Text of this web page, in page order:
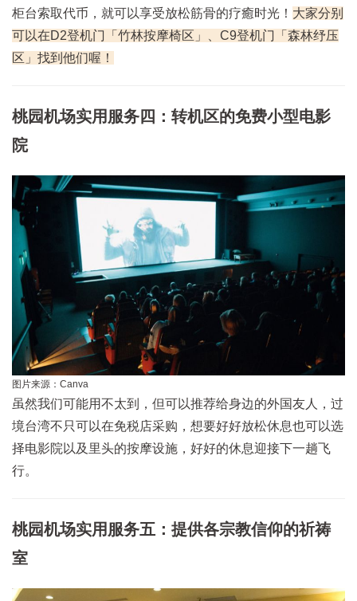
柜台索取代币，就可以享受放松筋骨的疗癒时光！ 大家分别
可以在D2登机门「竹林按摩椅区」、C9登机门「森林纾压
区」找到他们喔！
桃园机场实用服务四：转机区的免费小型电影
院
图片来源：Canva
虽然我们可能用不太到，但可以推荐给身边的外国友人，过
境台湾不只可以在免税店采购，想要好好放松休息也可以选
择电影院以及里头的按摩设施，好好的休息迎接下一趟飞
行。
桃园机场实用服务五：提供各宗教信仰的祈祷
室